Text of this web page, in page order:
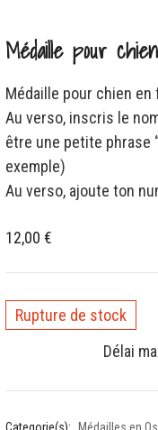
Médaille pour
Médaille pour chien en
Au verso, inscris le
être une petite phrase
exemple)
Au verso, ajoute ton
12,00 €
Rupture de stock
Délai